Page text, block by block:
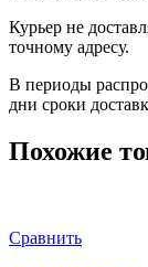
Курьер не
точному адресу.
В периоды
дни сроки
Похожие
Сравнить